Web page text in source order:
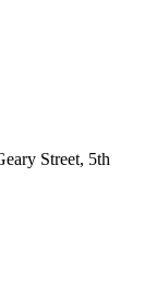
Street, 5th